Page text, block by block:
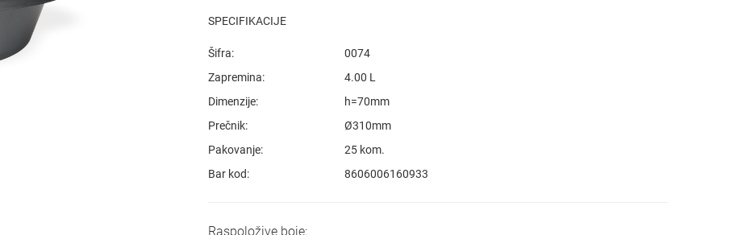
SPECIFIKACIJE
Šifra:
0074
Zapremina:
4.00 L
Dimenzije:
h=70mm
Prečnik:
Ø310mm
Pakovanje:
25 kom.
Bar kod:
8606006160933
Raspoložive boje: